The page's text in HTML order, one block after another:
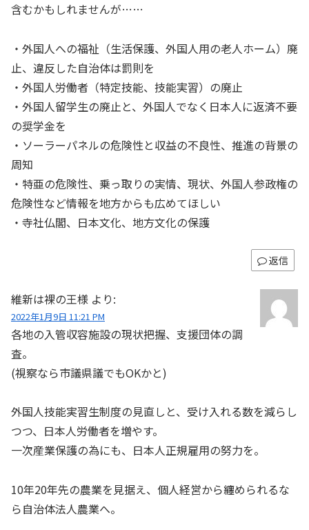
含むかもしれませんが……
・外国人への福祉（生活保護、外国人用の老人ホーム）廃
止、違反した自治体は罰則を
・外国人労働者（特定技能、技能実習）の廃止
・外国人留学生の廃止と、外国人でなく日本人に返済不要
の奨学金を
・ソーラーパネルの危険性と収益の不良性、推進の背景の
周知
・特亜の危険性、乗っ取りの実情、現状、外国人参政権の
危険性など情報を地方からも広めてほしい
・寺社仏閣、日本文化、地方文化の保護
返信
維新は裸の王様 より:
2022年1月9日 11:21 PM
各地の入管収容施設の現状把握、支援団体の調
査。
(視察なら市議県議でもOKかと)
外国人技能実習生制度の見直しと、受け入れる数を減らし
つつ、日本人労働者を増やす。
一次産業保護の為にも、日本人正規雇用の努力を。
10年20年先の農業を見据え、個人経営から纏められるな
ら自治体法人農業へ。